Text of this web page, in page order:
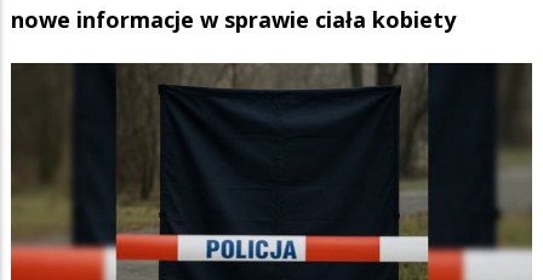
nowe informacje w sprawie ciała kobiety